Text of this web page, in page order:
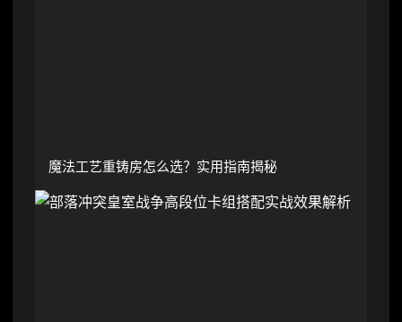
魔法工艺重铸房怎么选？实用指南揭秘